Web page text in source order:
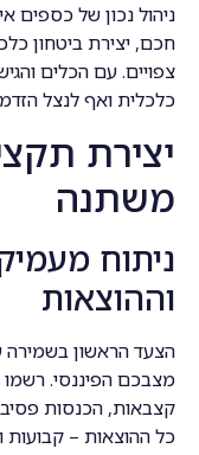
ניהול נכון של כספים
חכם, יצירת ביטחון
צפויים. עם הכלים
כלכלית ואף לנצל
יצירת
משתנה
ניתוח
וההוצאות
הצעד הראשון
מצבכם הפיננסי.
קצבאות, הכנסות
כל ההוצאות – קבועות